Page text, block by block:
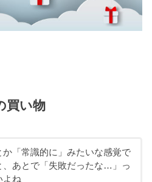
買い物
か「常識的に」みたいな感覚で
、あとで「失敗だったな…」っ
よね